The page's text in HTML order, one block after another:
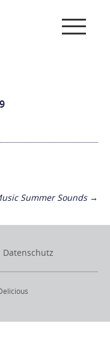
Summer Sounds →
Datenschutz